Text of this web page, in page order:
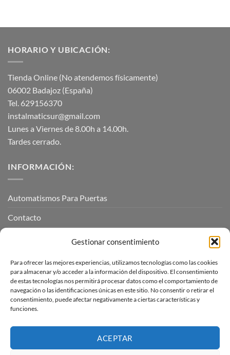
Gestionar consentimiento
Para ofrecer las mejores experiencias, utilizamos tecnologías como las cookies
para almacenar y/o acceder a la información del dispositivo. El consentimiento
de estas tecnologías nos permitirá procesar datos como el comportamiento de
navegación o las identificaciones únicas en este sitio. No consentir o retirar el
consentimiento, puede afectar negativamente a ciertas características y
funciones.
ACEPTAR
HORARIO Y UBICACIÓN:
Tienda Online (No atendemos físicamente)
06002 Badajoz (España)
Tel. 629156370
instalmaticsur@gmail.com
Lunes a Viernes de 8.00h a 14.00h.
Tardes cerrado.
INFORMACIÓN:
Automatismos Para Puertas
Contacto
INFORMACIÓN LEGAL
Aviso Legal